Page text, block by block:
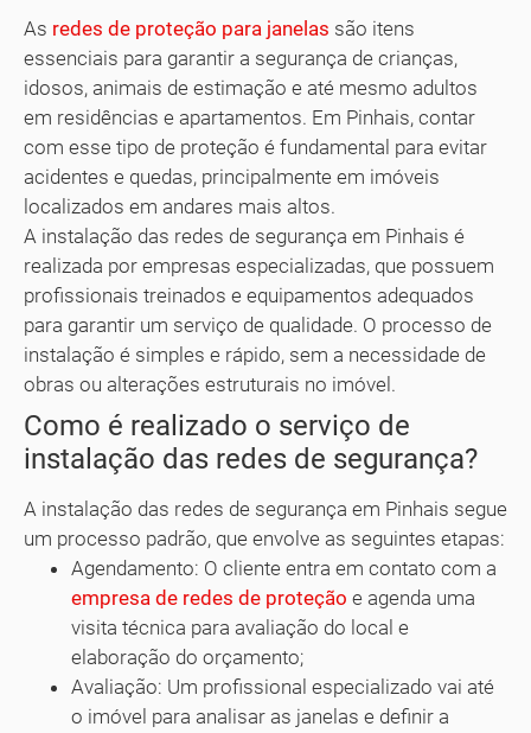
As redes de proteção para janelas são itens
essenciais para garantir a segurança de crianças,
idosos, animais de estimação e até mesmo adultos
em residências e apartamentos. Em Pinhais, contar
com esse tipo de proteção é fundamental para evitar
acidentes e quedas, principalmente em imóveis
localizados em andares mais altos.
A instalação das redes de segurança em Pinhais é
realizada por empresas especializadas, que possuem
profissionais treinados e equipamentos adequados
para garantir um serviço de qualidade. O processo de
instalação é simples e rápido, sem a necessidade de
obras ou alterações estruturais no imóvel.
Como é realizado o serviço de
instalação das redes de segurança?
A instalação das redes de segurança em Pinhais segue
um processo padrão, que envolve as seguintes etapas:
Agendamento: O cliente entra em contato com a
empresa de redes de proteção e agenda uma
visita técnica para avaliação do local e
elaboração do orçamento;
Avaliação: Um profissional especializado vai até
o imóvel para analisar as janelas e definir a